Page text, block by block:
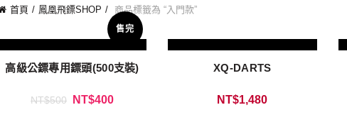
首頁 鳳凰飛鏢SHOP 商品標籤為 “入門款”
售完
高級公鏢專用鏢頭(500支裝)
NT$500 NT$400
XQ-DARTS
NT$1,480